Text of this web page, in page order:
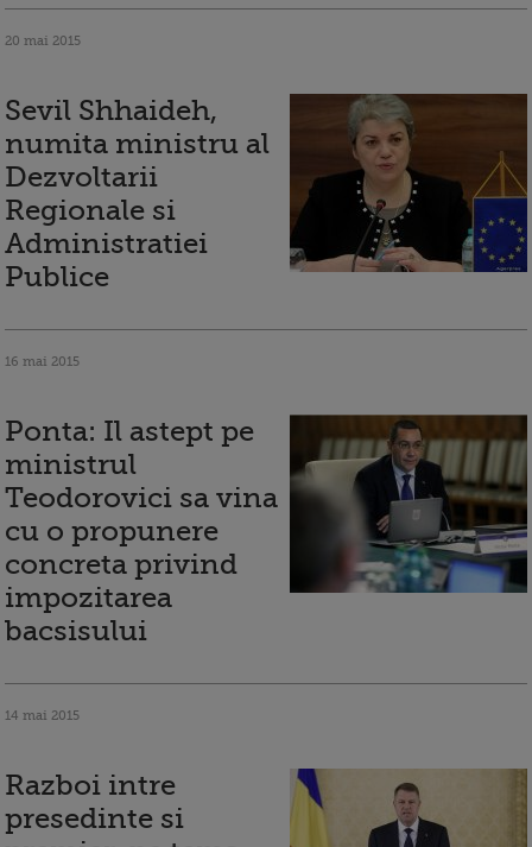
20 mai 2015
Sevil Shhaideh,
numita ministru al
Dezvoltarii
Regionale si
Administratiei
Publice
16 mai 2015
Ponta: Il astept pe
ministrul
Teodorovici sa vina
cu o propunere
concreta privind
impozitarea
bacsisului
14 mai 2015
Razboi intre
presedinte si